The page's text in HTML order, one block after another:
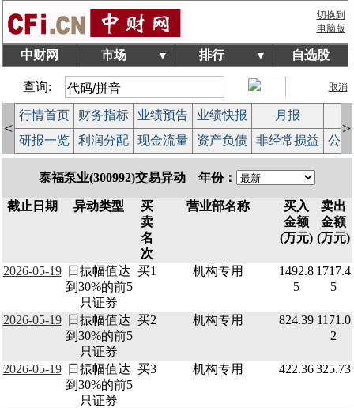
切换到
电脑版
中财网 市场 ▼ 排行 ▼ 自选股
查询: 取消
<
行情首页 财务指标 业绩预告 业绩快报 月报
研报一览
利润分配 现金流量 资产负债 非经常损益 公
>
泰福泵业(300992)交易异动 年份：
截止日期 异动类型
买
卖
名
次
营业部名称
买入
金额
(万元)
卖出
金额
(万元)
2026-05-19
日振幅值达
到30%的前5
只证券
买1 机构专用
1492.8
5
1717.4
5
2026-05-19
日振幅值达
到30%的前5
只证券
买2 机构专用 824.39 1171.0
2
2026-05-19
日振幅值达
到30%的前5
只证券
买3 机构专用 422.36325.73